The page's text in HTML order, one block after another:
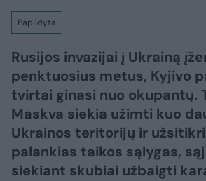
Papildyta
Rusijos invazijai į Ukrainą
penktuosius metus, Kyjivo
tvirtai ginasi nuo okupantų.
Maskva siekia užimti kuo
Ukrainos teritorijų ir
palankias taikos sąlygas,
siekiant skubiai užbaigti